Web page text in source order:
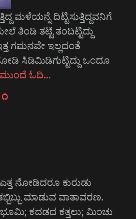
ಮಳೆಯನ್ನೆ ದಿಟ್ಟಿಸುತ್ತಿದ್ದವನಿಗೆ
ತಿಂಡಿ ತಟ್ಟೆ ತಂದಿಟ್ಟಿದ್ದು
ಗಮನವೇ ಇಲ್ಲದಂತೆ
ಸಿಡಿಮಿಡಿಗುಟ್ಟಿದ್ದು ಒಂದೂ
ಮುಂದೆ ಓದಿ…
ಎತ್ತ ನೋಡಿದರೂ ಕುರುಡು
ಮಾಡುವ ವಾತಾವರಣ.
ಕದಡದ ಕತ್ತಲು; ಮಿಂಚು